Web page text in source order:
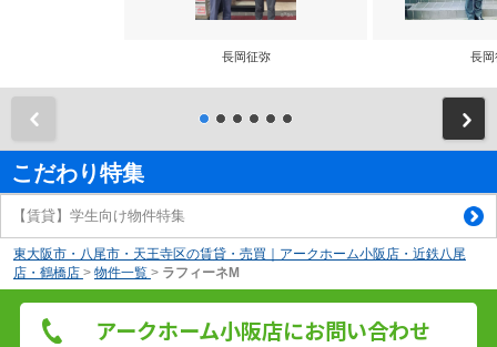
長岡征弥 長岡
こだわり特集
【賃貸】学生向け物件特集
東大阪市・八尾市・天王寺区の賃貸・売買｜アークホーム小阪店・近鉄八尾
店・鶴橋店 > 物件一覧 > ラフィーネM
アークホーム小阪店にお問い合わせ